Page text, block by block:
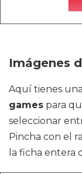
Imágenes
Aquí tienes
games para
seleccionar
Pincha con el
la ficha entera